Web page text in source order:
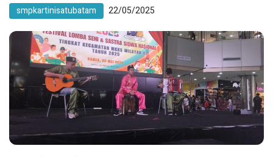
smpkartinisatubatam 22/05/2025